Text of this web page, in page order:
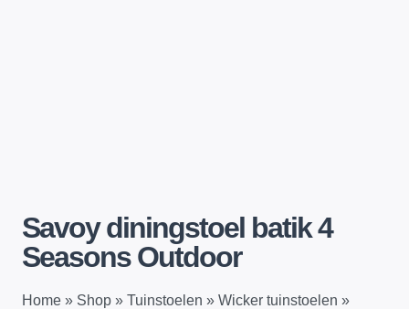
Savoy diningstoel batik 4
Seasons Outdoor
Home » Shop » Tuinstoelen » Wicker tuinstoelen »